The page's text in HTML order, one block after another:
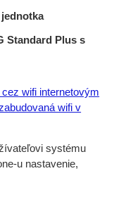
Standard Plus s
wifi internetovým
wifi v
systému
u nastavenie,